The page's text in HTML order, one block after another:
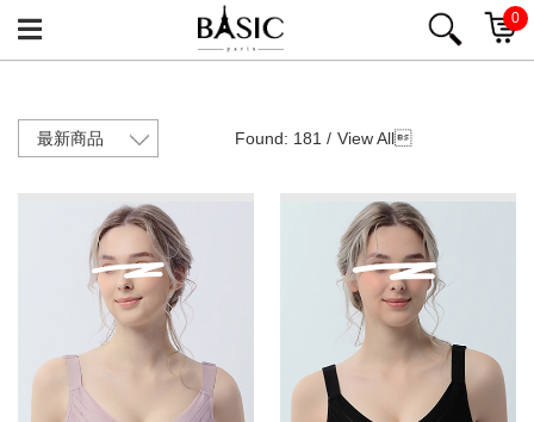
0
Found: 181 / View All